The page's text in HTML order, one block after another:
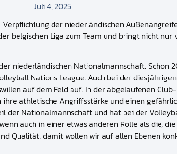
Juli 4, 2025
der niederländischen
belgischen Liga zum Team und bringt nicht
niederländischen Nationalmannschaft. Schon
Nations League. Auch bei der
auf dem Feld auf. In der abgelaufenen
athletische Angriffsstärke und einen
der Nationalmannschaft und hat bei der
auch in einer etwas anderen Rolle als die,
Qualität, damit wollen wir auf allen Ebenen